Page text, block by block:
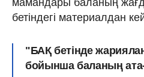
мамандары баланың
бетіндегі материалдан
"БАҚ бетінде
бойынша баланың